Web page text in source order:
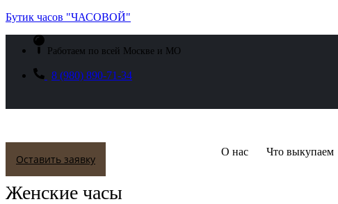
Бутик часов "ЧАСОВОЙ"
Работаем по всей Москве и МО
8 (980) 890-71-34
О нас Что выкупаем
Оставить заявку
Женские часы